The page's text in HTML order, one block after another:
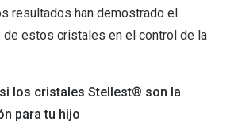
resultados han demostrado el
estos cristales en el control de la
los cristales Stellest® son la
para tu hijo